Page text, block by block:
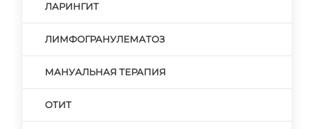
ЛАРИНГИТ
ЛИМФОГРАНУЛЕМАТОЗ
МАНУАЛЬНАЯ ТЕРАПИЯ
ОТИТ